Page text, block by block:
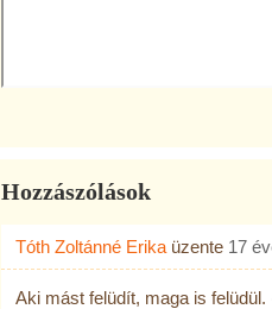
Hozzászólások
Tóth Zoltánné Erika üzente 17
Aki mást felüdít, maga is felüdül.